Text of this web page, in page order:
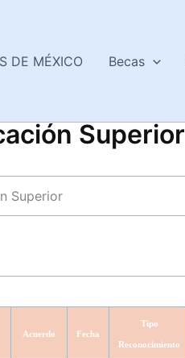
DE MÉXICO Becas
Superior
Superior
Acuerdo Fecha
Tipo
Reconocimiento